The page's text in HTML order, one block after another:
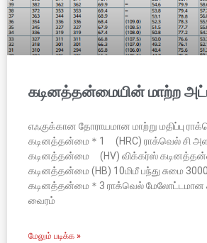
கடினத்தன்மையின் மாற்ற
எஃகுக்கான தோராயமான மாற்று மதிப்பு
கடினத்தன்மை＊1 (HRC) ராக்வெல் சி
கடினத்தன்மை (HV) விக்கர்ஸ்
கடினத்தன்மை (HB) 10மிமீ பந்து சுமை
கடினத்தன்மை＊3 ராக்வெல்
வைரம்
மேலும் படிக்க »